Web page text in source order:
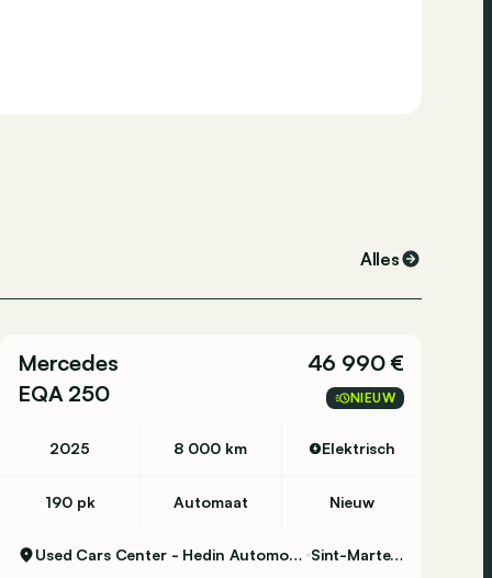
Alles
Mercedes
EQA 250
46 990 €
NIEUW
2025 8 000 km Elektrisch
190 pk Automaat Nieuw
Used Cars Center - Hedin Automotive Sint-Martens-Latem Sint-Martens-Latem